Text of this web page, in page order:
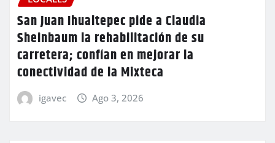
San Juan Ihualtepec pide a Claudia
Sheinbaum la rehabilitación de su
carretera; confían en mejorar la
conectividad de la Mixteca
igavec Ago 3, 2026